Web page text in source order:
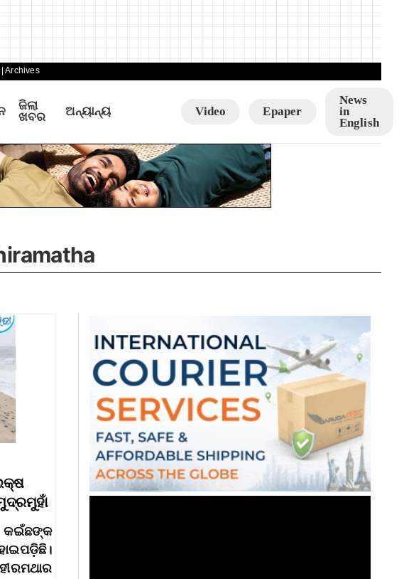
| Archives
ଜିଲା
ଖବର
ଅନ୍ୟାନ୍ୟ Video Epaper
News
in
English
କଇଁଛଙ୍କ